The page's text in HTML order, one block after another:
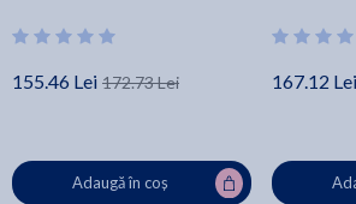
155.46 Lei 172.73 Lei
Adaugă în coș
167.12 Lei